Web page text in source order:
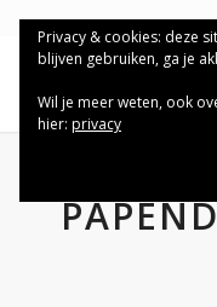
Privacy & cookies: deze
blijven gebruiken, ga je
Wil je meer weten, ook
hier: privacy